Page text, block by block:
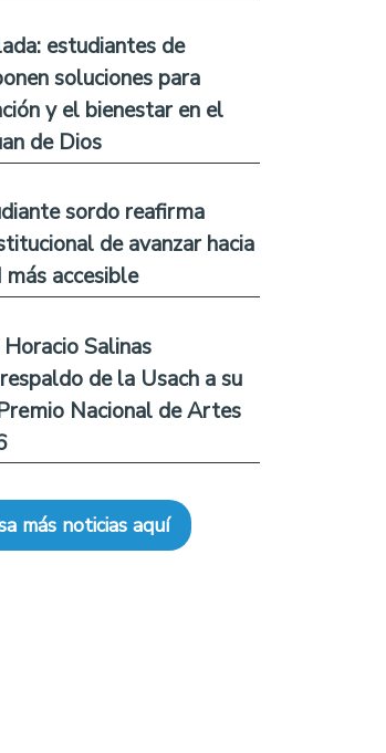
estudiantes de
soluciones para
y el bienestar en el
de Dios
sordo reafirma
de avanzar hacia
más accesible
Salinas
de la Usach a su
Nacional de Artes
más noticias aquí